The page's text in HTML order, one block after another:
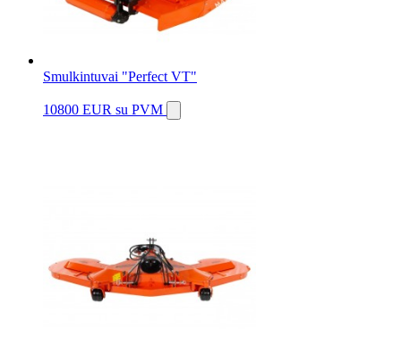
Smulkintuvai "Perfect VT"
10800 EUR su PVM